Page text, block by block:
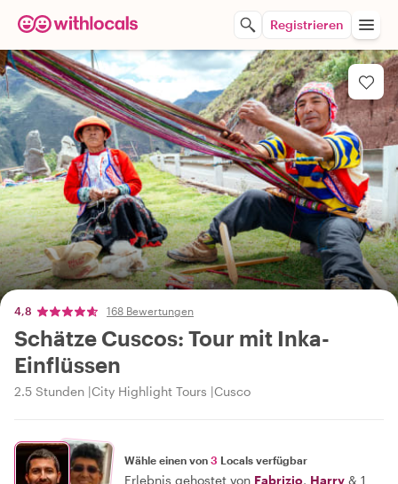
Registrieren
4,8 168 Bewertungen
Schätze Cuscos: Tour mit Inka-
Einflüssen
2.5 Stunden City Highlight Tours Cusco
Wähle einen von 3 Locals verfügbar
Erlebnis gehostet von Fabrizio, Harry & 1